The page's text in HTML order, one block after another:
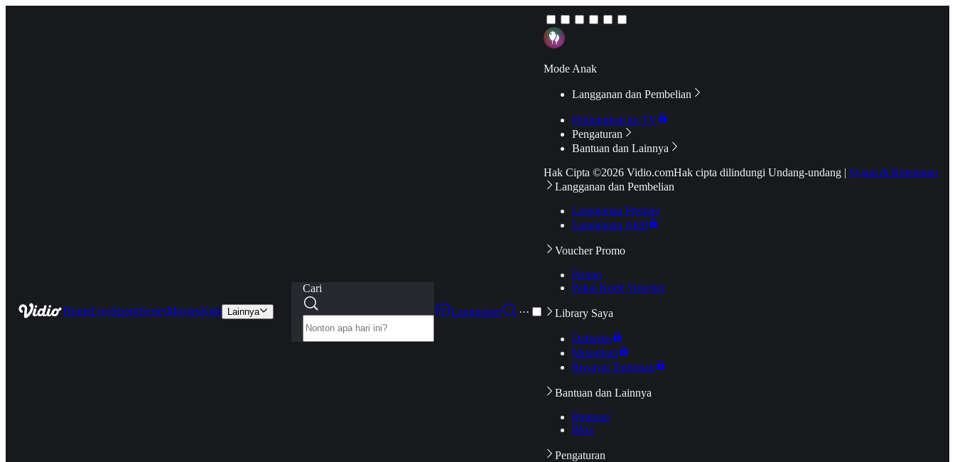
HomeLiveSportsSeriesMoviesKids Lainnya
Cari
Langganan
···
Mode Anak
Langganan dan Pembelian
Hubungkan ke TV
Pengaturan
Bantuan dan Lainnya
Hak Cipta ©2026 Vidio.comHak cipta dilindungi Undang-undang | Syarat & Ketentuan
Langganan dan Pembelian
Langganan Premier
Langganan Aktif
Voucher Promo
Promo
Pakai Kode Voucher
Library Saya
Daftarku
Mengikuti
Riwayat Tontonan
Bantuan dan Lainnya
Bantuan
Blog
Pengaturan